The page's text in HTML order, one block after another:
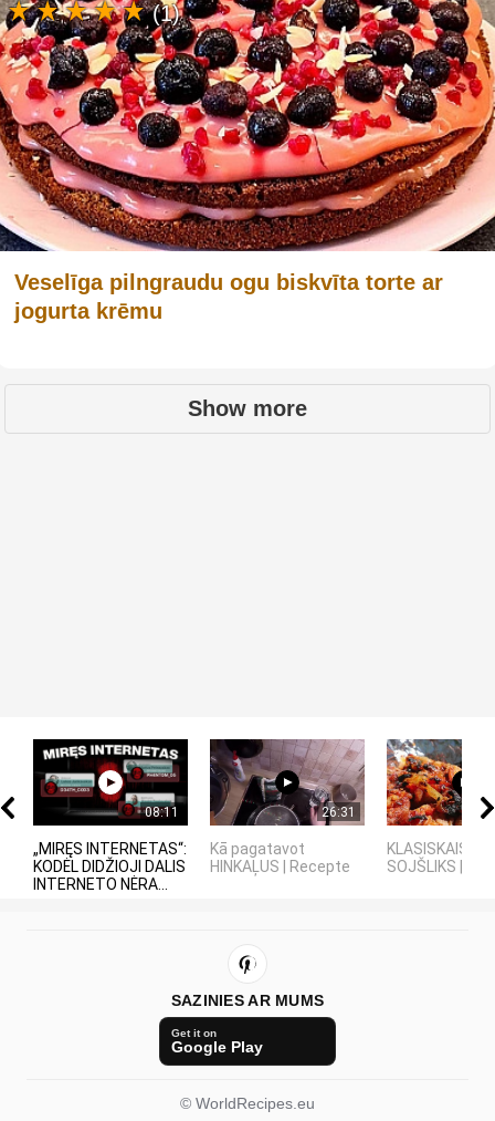
Veselīga pilngraudu ogu biskvīta torte ar
jogurta krēmu
(1)
Show more
08:11
„MIRĘS INTERNETAS“:
KODĖL DIDŽIOJI DALIS
INTERNETO NĖRA...
26:31
Kā pagatavot
HINKAĻUS | Recepte
KLASISKAIS
SOJŠLIKS |
SAZINIES AR MUMS
Get it on
Google Play
© WorldRecipes.eu